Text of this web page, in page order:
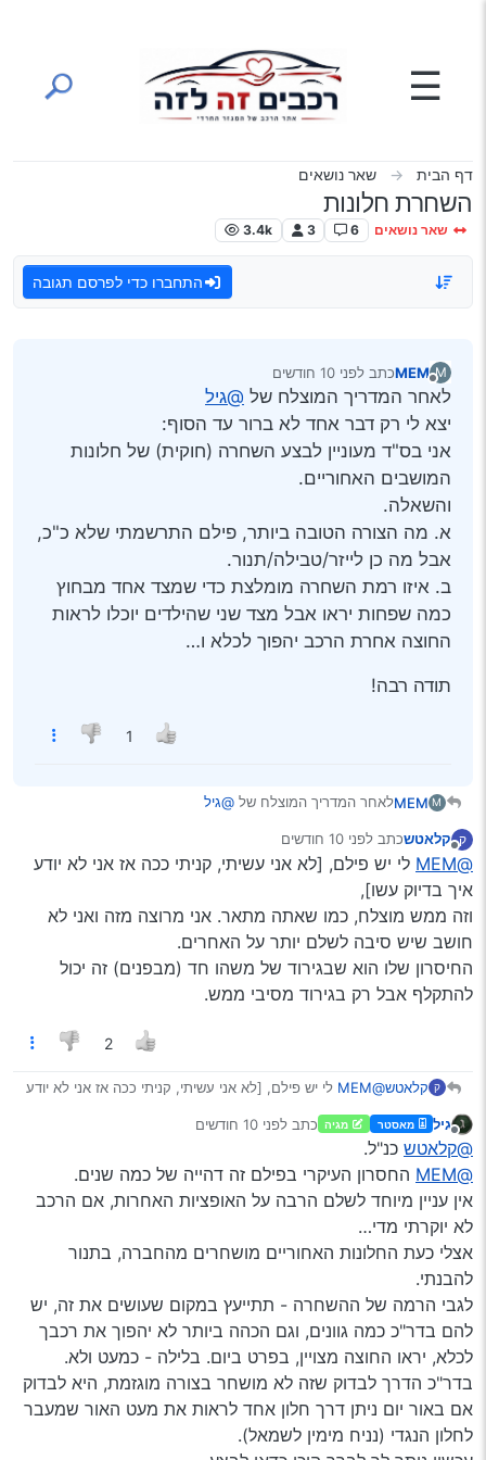
☰
דף הבית שאר נושאים
השחרת חלונות
שאר נושאים 6
3
3.4k
התחברו כדי לפרסם תגובה
M
מנותק
MEMכתב לפני 10 חודשים
נערך לאחרונה על ידי
לאחר המדריך המוצלח של @גיל
יצא לי רק דבר אחד לא ברור עד הסוף:
אני בס"ד מעוניין לבצע השחרה (חוקית) של חלונות
המושבים האחוריים.
והשאלה.
א. מה הצורה הטובה ביותר, פילם התרשמתי שלא כ"כ,
אבל מה כן לייזר/טבילה/תנור.
ב. איזו רמת השחרה מומלצת כדי שמצד אחד מבחוץ
כמה שפחות יראו אבל מצד שני שהילדים יוכלו לראות
החוצה אחרת הרכב יהפוך לכלא ו…
תודה רבה!
1
M
MEMלאחר המדריך המוצלח של@גיל
אני בס"ד מעוניין לבצע השחרה (חוקית) של חלונות המושבים
האחוריים.
והשאלה.
א. מה הצורה הטובה ביותר, פילם התרשמתי שלא כ"כ, אבל מה
כן לייזר/טבילה/תנור.
ב. איזו רמת השחרה מומלצת כדי שמצד אחד מבחוץ כמה
שפחות יראו אבל מצד שני שהילדים יוכלו לראות החוצה אחרת
הרכב יהפוך לכלא ו…
תודה רבה! ק
מנותק
קלאטשכתב לפני 10 חודשים
נערך לאחרונה על ידי
@MEM
לי יש פילם, [לא אני עשיתי, קניתי ככה אז אני לא יודע
איך בדיוק עשו],
וזה ממש מוצלח, כמו שאתה מתאר. אני מרוצה מזה ואני לא
חושב שיש סיבה לשלם יותר על האחרים.
החיסרון שלו הוא שבגירוד של משהו חד (מבפנים) זה יכול
להתקלף אבל רק בגירוד מסיבי ממש.
2
ק קלאטש@MEM
לי יש פילם, [לא אני עשיתי, קניתי ככה אז אני לא יודע
וזה ממש מוצלח, כמו שאתה מתאר. אני מרוצה מזה ואני לא
חושב שיש סיבה לשלם יותר על האחרים.
החיסרון שלו הוא שבגירוד של משהו חד (מבפנים) זה יכול
להתקלף אבל רק בגירוד מסיבי ממש.
מנותק
גיל מאסטר מגיה כתבלפני 10 חודשים
נערך לאחרונה על ידי
@קלאטש כנ"ל.
@MEM
החסרון העיקרי בפילם זה דהייה של כמה שנים.
אין עניין מיוחד לשלם הרבה על האופציות האחרות, אם הרכב
לא יוקרתי מדי…
אצלי כעת החלונות האחוריים מושחרים מהחברה, בתנור
להבנתי.
לגבי הרמה של ההשחרה - תתייעץ במקום שעושים את זה, יש
להם בדר"כ כמה גוונים, וגם הכהה ביותר לא יהפוך את רכבך
לכלא, יראו החוצה מצויין, בפרט ביום. בלילה - כמעט ולא.
בדר"כ הדרך לבדוק שזה לא מושחר בצורה מוגזמת, היא לבדוק
אם באור יום ניתן דרך חלון אחד לראות את מעט האור שמעבר
לחלון הנגדי (נניח מימין לשמאל).